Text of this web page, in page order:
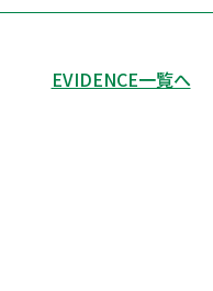
EVIDENCE一覧へ